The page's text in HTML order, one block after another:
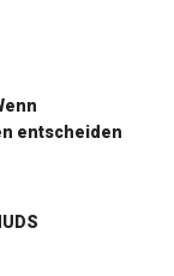
entscheiden